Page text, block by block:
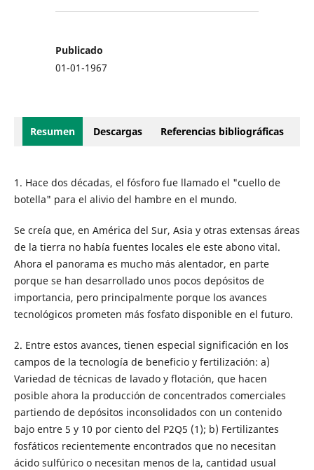
Publicado
01-01-1967
Resumen Descargas Referencias bibliográficas
1. Hace dos décadas, el fósforo fue llamado el "cuello de
botella" para el alivio del hambre en el mundo.
Se creía que, en América del Sur, Asia y otras extensas áreas
de la tierra no había fuentes locales ele este abono vital.
Ahora el panorama es mucho más alentador, en parte
porque se han desarrollado unos pocos depósitos de
importancia, pero principalmente porque los avances
tecnológicos prometen más fosfato disponible en el futuro.
2. Entre estos avances, tienen especial significación en los
campos de la tecnología de beneficio y fertilización: a)
Variedad de técnicas de lavado y flotación, que hacen
posible ahora la producción de concentrados comerciales
partiendo de depósitos inconsolidados con un contenido
bajo entre 5 y 10 por ciento del P2Q5 (1); b) Fertilizantes
fosfáticos recientemente encontrados que no necesitan
ácido sulfúrico o necesitan menos de la, cantidad usual